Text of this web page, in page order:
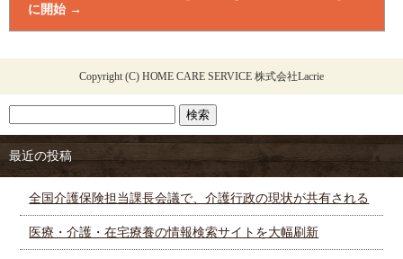
に開始 →
Copyright (C) HOME CARE SERVICE 株式会社Lacrie
最近の投稿
全国介護保険担当課長会議で、介護行政の現状が共有される
医療・介護・在宅療養の情報検索サイトを大幅刷新